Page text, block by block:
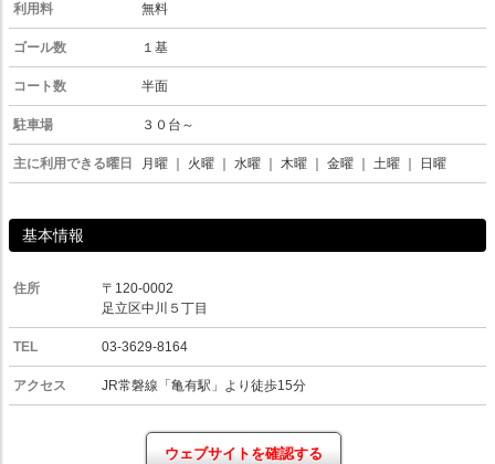
利用料 無料
ゴール数 １基
コート数 半面
駐車場 ３０台～
主に利用できる曜日 月曜 火曜 水曜 木曜 金曜 土曜 日曜
基本情報
住所
〒120-0002
足立区中川５丁目
TEL 03-3629-8164
アクセス JR常磐線「亀有駅」より徒歩15分
ウェブサイトを確認する